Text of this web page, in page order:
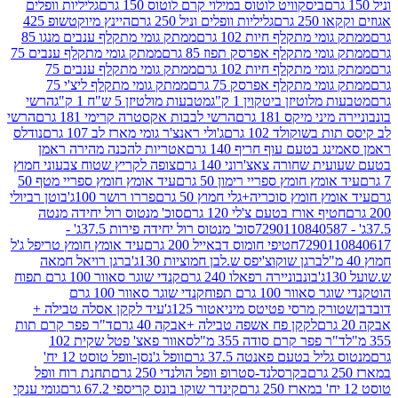
ביסקוויט לוטוס במילוי קרם לוטוס 150 גרם
גליליות וופלים
גרם
גליליות וופלים וניל 250 גרם
היינץ מיוקטשופ 425
מתקלף חיות 102 גרם
ממתק גומי מתקלף ענבים מנגו 85
מתקלף אפרסק תפוז 85 גרם
ממתק גומי מתקלף ענבים 75
מתקלף חיות 102 גרם
ממתק גומי מתקלף ענבים 75
מתקלף אפרסק 75 גרם
ממתק גומי מתקלף ליצ'י 75
ביטקוין 1 ק"ג
מטבעות מולטיזן 5 ש"ח 1 ק"ג
הרשי
מיקס 181 גרם
הרשי לבבות אקסטרה קרימי 181 גרם
הרשי
102 גרם
ג'ולי ראנצ'ר גומי מארז לב 107 גרם
נודלס
עוף חריף 140 גרם
אטריות להכנה מהירה ראמן
שחורה צאצ'רוני 140 גרם
צופה לקריץ שטוח צבעוני חמוץ
חומץ ספריי רימון 50 גרם
עיד אומץ חומץ ספריי מטף 50
חומץ סוכריה+גלי חמוץ 50 גרם
פררו רושר 100ג'
בוטן רביולי
אורז בטעם צ'לי 120 גרם
סוכ' מנטוס רול יחידה מנטה
סוכ' מנטוס רול יחידה פירות 37.5ג' -
חטיפי חומוס דבאייל 200 גרם
עיד אומץ חומץ טריפל ג'ל
ברגן שוקוצ'יפס ש.לבן חמוציות 130ג'
ברגן רויאל חמאה
בונבוניירה רפאלו 240 גרם
קנדי שוגר סאוור 100 גרם תפוח
100 גרם תפוח
קנדי שוגר סאוור 100 גרם
מרסי פטיטס מיניאטור 125ג'
עיד לקקן אסלה טבילה +
לקקן פח אשפה טבילה +אבקה 40 גרם
ד"ר פפר קרם תות
פפר קרם סודה 355 מ"ל
סאוור פאצ' פטל שקית 102
בטעם פאנטה 37.5 גרם
וופל ג'נסן-וופל טוסט 12 יח'
בקרסלנד-סטרופ וופל הולנדי 250 גרם
תחנת רוח וופל
קינדר שוקו בונס קריספי 67.2 גרם
גומי ענקי